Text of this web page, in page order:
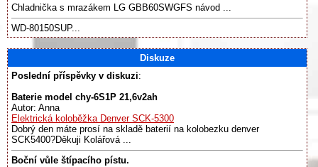
Chladnička s mrazákem LG GBB60SWGFS návod ...
WD-80150SUP...
Diskuze
Poslední příspěvky v diskuzi:
Baterie model chy-6S1P 21,6v2ah
Autor: Anna
Elektrická koloběžka Denver SCK-5300
Dobrý den máte prosí na skladě baterií na kolobezku denver
SCK5400?Děkuji Kolářová ...
Boční vůle štípacího pístu.